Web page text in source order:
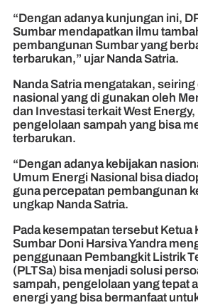
“Dengan adanya kunjungan ini,
Sumbar mendapatkan ilmu
pembangunan Sumbar yang
terbarukan,” ujar Nanda Satria.
Nanda Satria mengatakan,
nasional yang di gunakan oleh
dan Investasi terkait West
pengelolaan sampah yang bisa
terbarukan.
“Dengan adanya kebijakan
Umum Energi Nasional bisa
guna percepatan pembangunan
ungkap Nanda Satria.
Pada kesempatan tersebut Ketua
Sumbar Doni Harsiva Yandra
penggunaan Pembangkit Listrik
(PLTSa) bisa menjadi solusi
sampah, pengelolaan yang tepat
energi yang bisa bermanfaat